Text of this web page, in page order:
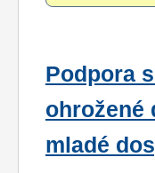
Podpora
ohrožené
mladé